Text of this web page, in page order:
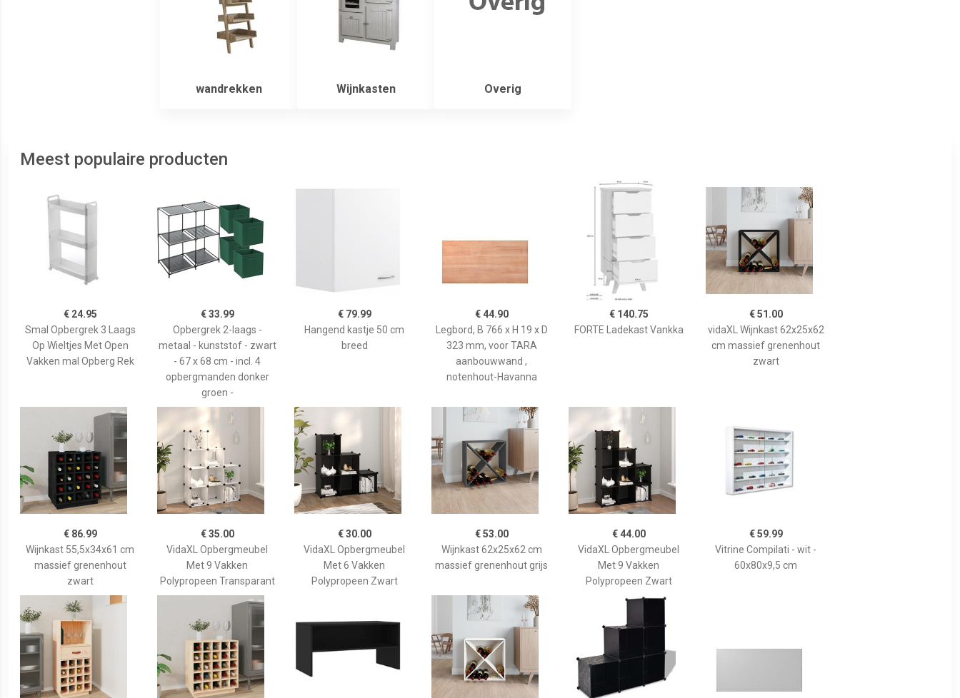
wandrekken Wijnkasten Overig
Meest populaire producten
€ 24.95
Smal Opbergrek 3 Laags
Op Wieltjes Met Open
Vakken mal Opberg Rek
€ 33.99
Opbergrek 2-laags -
metaal - kunststof - zwart
- 67 x 68 cm - incl. 4
opbergmanden donker
groen -
€ 79.99
Hangend kastje 50 cm
breed
€ 44.90
Legbord, B 766 x H 19 x D
323 mm, voor TARA
aanbouwwand ,
notenhout-Havanna
€ 140.75
FORTE Ladekast Vankka
€ 51.00
vidaXL Wijnkast 62x25x62
cm massief grenenhout
zwart
€ 86.99
Wijnkast 55,5x34x61 cm
massief grenenhout
zwart
€ 35.00
VidaXL Opbergmeubel
Met 9 Vakken
Polypropeen Transparant
€ 30.00
VidaXL Opbergmeubel
Met 6 Vakken
Polypropeen Zwart
€ 53.00
Wijnkast 62x25x62 cm
massief grenenhout grijs
€ 44.00
VidaXL Opbergmeubel
Met 9 Vakken
Polypropeen Zwart
€ 59.99
Vitrine Compilati - wit -
60x80x9,5 cm